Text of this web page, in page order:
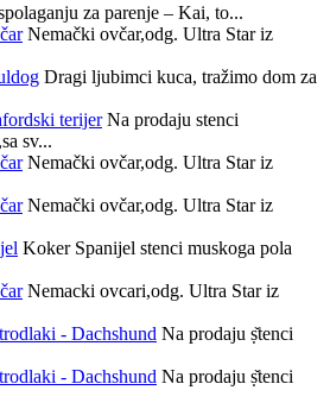
za parenje – Kai, to...
Nemački ovčar,odg. Ultra Star iz
Dragi ljubimci kuca, tražimo dom za
terijerNa prodaju stenci
sv...
Nemački ovčar,odg. Ultra Star iz
Nemački ovčar,odg. Ultra Star iz
Koker Spanijel stenci muskoga pola
Nemacki ovcari,odg. Ultra Star iz
- Dachshund Na prodaju ṣ̌tenci
- Dachshund Na prodaju ṣ̌tenci